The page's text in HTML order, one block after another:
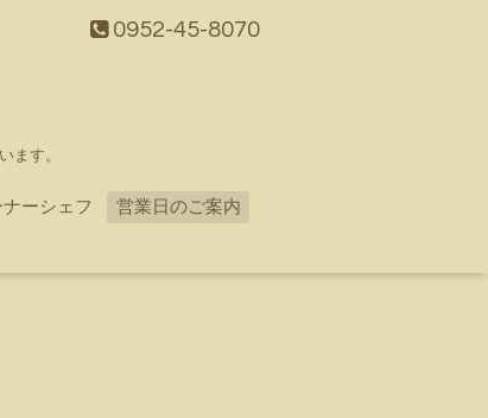
0952-45-8070
ます。
ナーシェフ
営業日のご案内